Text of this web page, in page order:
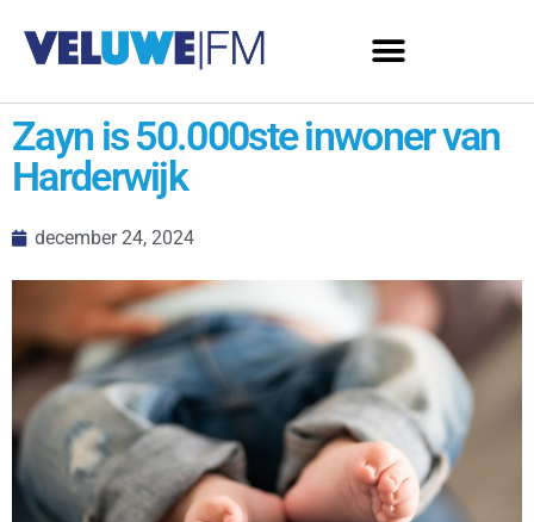
Zayn is 50.000ste inwoner van
Harderwijk
december 24, 2024